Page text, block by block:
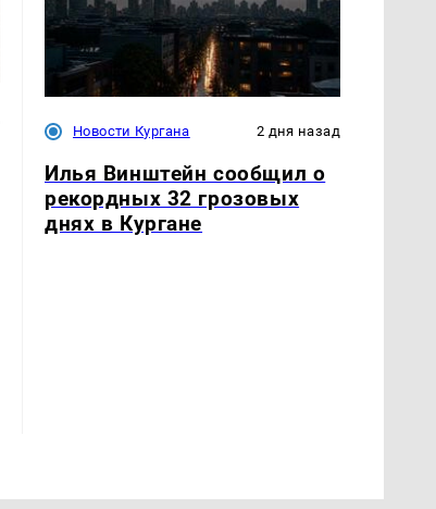
Новости Кургана 2 дня назад
Илья Винштейн сообщил о
рекордных 32 грозовых
днях в Кургане